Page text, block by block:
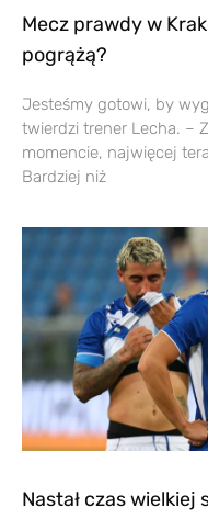
Mecz prawdy w
pogrążą?
Jesteśmy gotowi, by
twierdzi trener Lecha. –
momencie, najwięcej
Bardziej niż
Nastał czas